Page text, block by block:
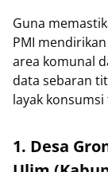
Guna
PMI
area komunal
data sebaran
layak
1. Desa